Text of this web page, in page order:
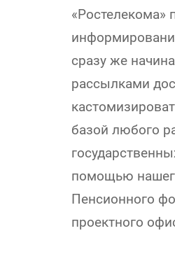
«Ростелекома»
сразу же
рассылками
базой любого
помощью
Пенсионного
проектного